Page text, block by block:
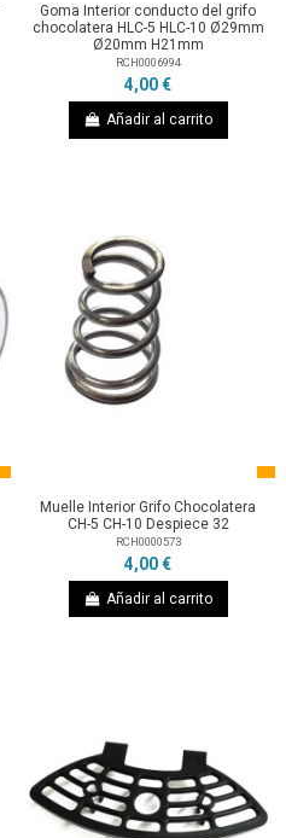
Goma Interior conducto del grifo
chocolatera HLC-5 HLC-10 Ø29mm
Ø20mm H21mm
RCH0006994
4,00 €
Añadir al carrito
Muelle Interior Grifo Chocolatera
CH-5 CH-10 Despiece 32
RCH0000573
4,00 €
Añadir al carrito